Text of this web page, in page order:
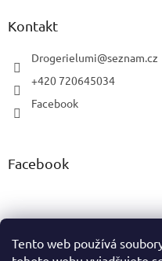
Tento web používá
Kontakt
Drogerielumi@seznam.cz
+420 720645034
Facebook
Facebook